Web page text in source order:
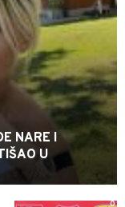
NARE I
U
0